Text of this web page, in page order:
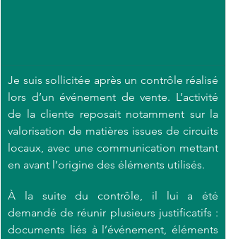
Je suis sollicitée après un contrôle réalisé
lors d’un événement de vente. L’activité
de la cliente reposait notamment sur la
valorisation de matières issues de circuits
locaux, avec une communication mettant
en avant l’origine des éléments utilisés.
À la suite du contrôle, il lui a été
demandé de réunir plusieurs justificatifs :
documents liés à l’événement, éléments